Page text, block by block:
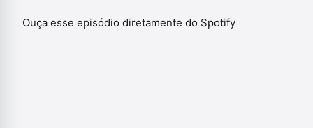
Ouça esse episódio diretamente do Spotify